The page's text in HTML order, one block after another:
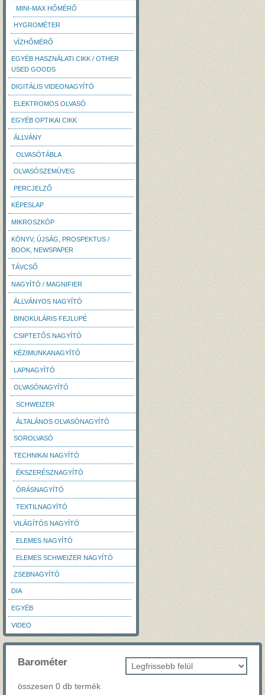
MINI-MAX HŐMÉRŐ
HYGROMÉTER
VÍZHŐMÉRŐ
EGYÉB HASZNÁLATI CIKK / OTHER
USED GOODS
DIGITÁLIS VIDEONAGYÍTÓ
ELEKTROMOS OLVASÓ
EGYÉB OPTIKAI CIKK
ÁLLVÁNY
OLVASÓTÁBLA
OLVASÓSZEMÜVEG
PERCJELZŐ
KÉPESLAP
MIKROSZKÓP
KÖNYV, ÚJSÁG, PROSPEKTUS /
BOOK, NEWSPAPER
TÁVCSŐ
NAGYÍTÓ / MAGNIFIER
ÁLLVÁNYOS NAGYÍTÓ
BINOKULÁRIS FEJLUPÉ
CSIPTETŐS NAGYÍTÓ
KÉZIMUNKANAGYÍTÓ
LAPNAGYÍTÓ
OLVASÓNAGYÍTÓ
SCHWEIZER
ÁLTALÁNOS OLVASÓNAGYÍTÓ
SOROLVASÓ
TECHNIKAI NAGYÍTÓ
ÉKSZERÉSZNAGYÍTÓ
ÓRÁSNAGYÍTÓ
TEXTILNAGYÍTÓ
VILÁGÍTÓS NAGYÍTÓ
ELEMES NAGYÍTÓ
ELEMES SCHWEIZER NAGYÍTÓ
ZSEBNAGYÍTÓ
DIA
EGYÉB
VIDEO
Barométer
összesen 0 db termék